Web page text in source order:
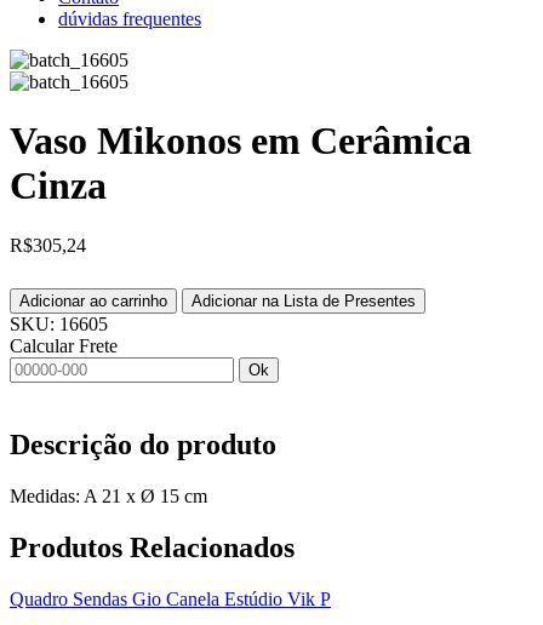
dúvidas frequentes
Vaso Mikonos em Cerâmica
Cinza
R$305,24
Adicionar ao carrinho Adicionar na Lista de Presentes
SKU: 16605
Calcular Frete
Ok
Descrição do produto
Medidas: A 21 x Ø 15 cm
Produtos Relacionados
Quadro Sendas Gio Canela Estúdio Vik P